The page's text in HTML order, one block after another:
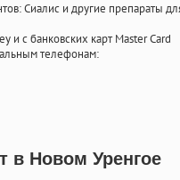
Сиалис и другие препараты
с банковских карт Master Card
телефонам:
в Новом Уренгое